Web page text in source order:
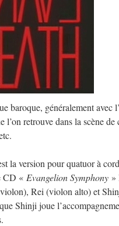
baroque, généralement avec
retrouve dans la scène de
la version pour quatuor à
CD « Evangelion Symphony »
Rei (violon alto) et
Shinji joue